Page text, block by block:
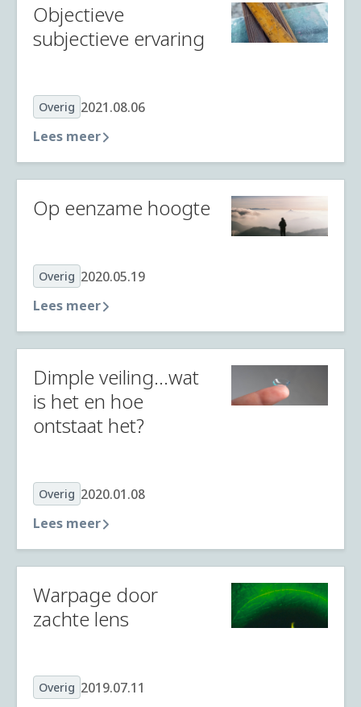
Objectieve
subjectieve ervaring
Overig 2021.08.06
Lees meer
Op eenzame hoogte
Overig 2020.05.19
Lees meer
Dimple veiling...wat
is het en hoe
ontstaat het?
Overig 2020.01.08
Lees meer
Warpage door
zachte lens
Overig 2019.07.11